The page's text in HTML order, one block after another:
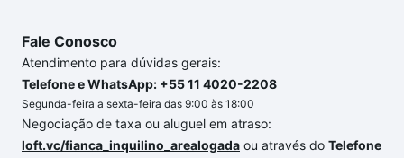
Fale Conosco
Atendimento para dúvidas gerais:
Telefone e WhatsApp: +55 11 4020-2208
Segunda-feira a sexta-feira das 9:00 às 18:00
Negociação de taxa ou aluguel em atraso:
loft.vc/fianca_inquilino_arealogada ou através do Telefone